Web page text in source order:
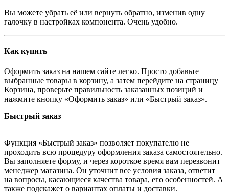
Вы можете убрать её или вернуть обратно, изменив одну
галочку в настройках компонента. Очень удобно.
Как купить
Оформить заказ на нашем сайте легко. Просто добавьте
выбранные товары в корзину, а затем перейдите на страницу
Корзина, проверьте правильность заказанных позиций и
нажмите кнопку «Оформить заказ» или «Быстрый заказ».
Быстрый заказ
Функция «Быстрый заказ» позволяет покупателю не
проходить всю процедуру оформления заказа самостоятельно.
Вы заполняете форму, и через короткое время вам перезвонит
менеджер магазина. Он уточнит все условия заказа, ответит
на вопросы, касающиеся качества товара, его особенностей. А
также подскажет о вариантах оплаты и доставки.